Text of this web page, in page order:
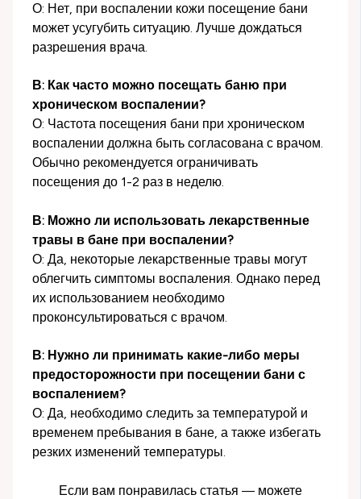
О: Нет, при воспалении кожи посещение бани
может усугубить ситуацию. Лучше дождаться
разрешения врача.
В: Как часто можно посещать баню при
хроническом воспалении?
О: Частота посещения бани при хроническом
воспалении должна быть согласована с врачом.
Обычно рекомендуется ограничивать
посещения до 1-2 раз в неделю.
В: Можно ли использовать лекарственные
травы в бане при воспалении?
О: Да, некоторые лекарственные травы могут
облегчить симптомы воспаления. Однако перед
их использованием необходимо
проконсультироваться с врачом.
В: Нужно ли принимать какие-либо меры
предосторожности при посещении бани с
воспалением?
О: Да, необходимо следить за температурой и
временем пребывания в бане, а также избегать
резких изменений температуры.
Если вам понравилась статья — можете